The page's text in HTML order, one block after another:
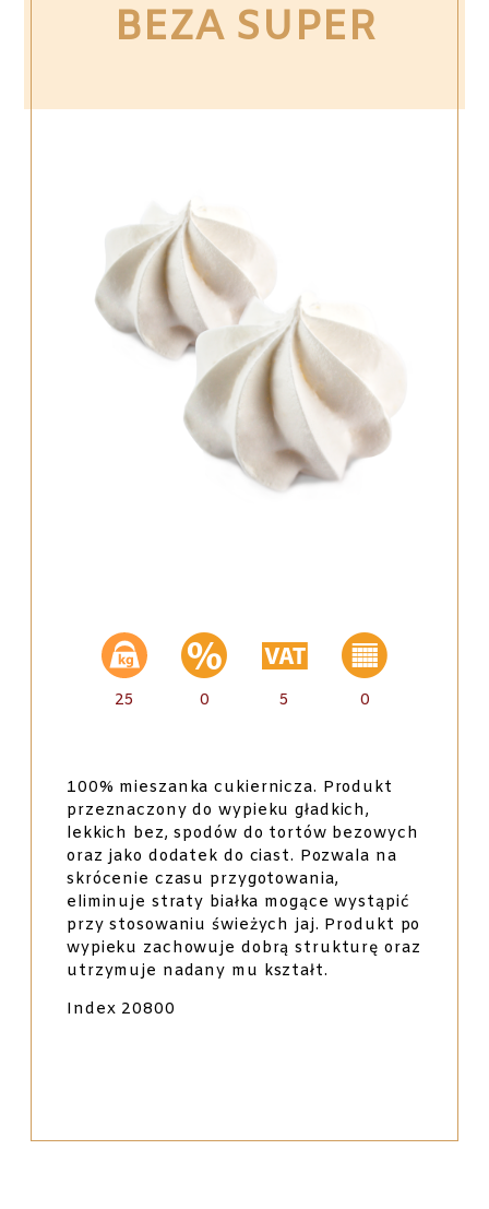
BEZA SUPER
25 0 5 0
100% mieszanka cukiernicza. Produkt
przeznaczony do wypieku gładkich,
lekkich bez, spodów do tortów bezowych
oraz jako dodatek do ciast. Pozwala na
skrócenie czasu przygotowania,
eliminuje straty białka mogące wystąpić
przy stosowaniu świeżych jaj. Produkt po
wypieku zachowuje dobrą strukturę oraz
utrzymuje nadany mu kształt.
Index 20800